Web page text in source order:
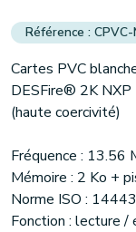
Cartes PVC
DESFire® 2K NXP
(haute coercivité)
Fréquence : 13.56
Mémoire : 2 Ko +
Norme ISO :
Fonction : lecture /